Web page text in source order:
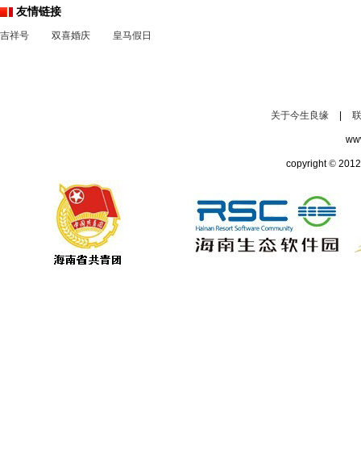
友情链接
吉祥号 双喜婚庆 皇马假日
关于今生良缘
copyright©